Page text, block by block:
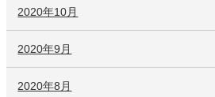
2020年10月
2020年9月
2020年8月